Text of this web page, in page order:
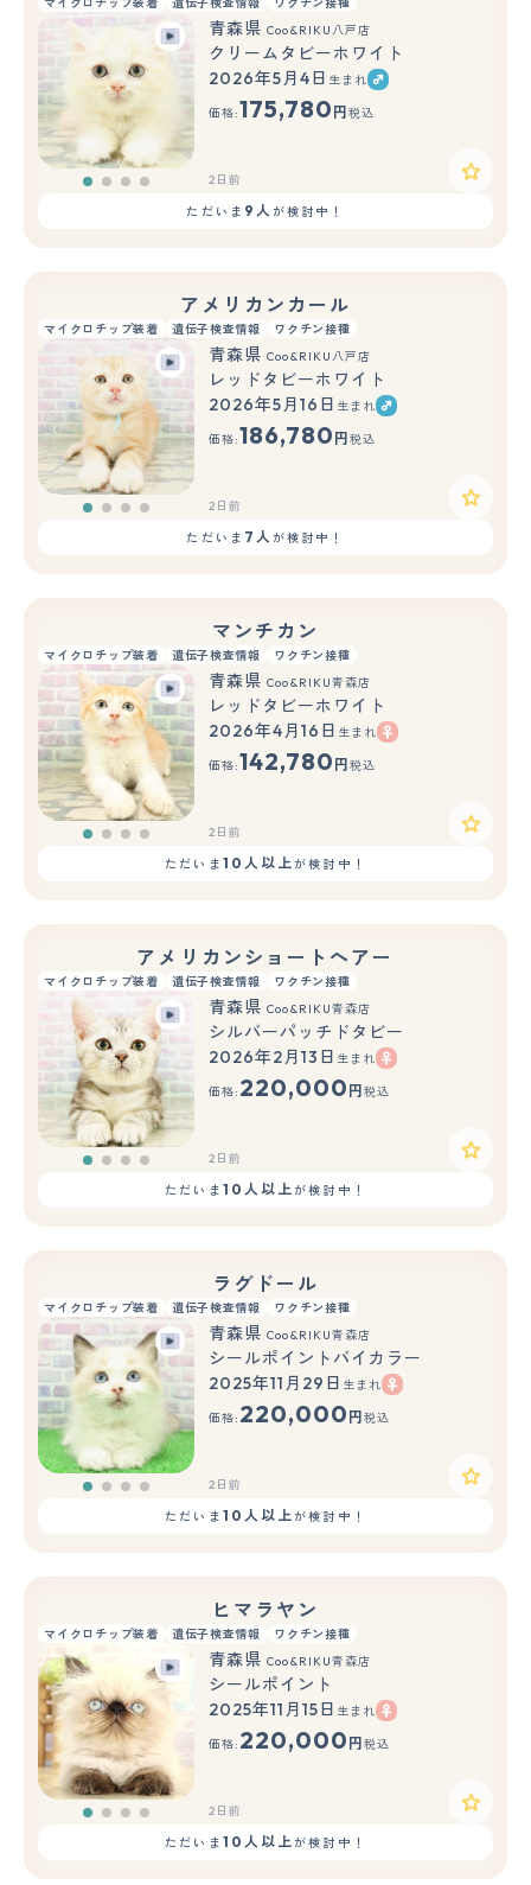
青森県 Coo&RIKU八戸店
クリームタビーホワイト
2026年5月4日 生まれ
価格:175,780 円 税込
2日前
ただいま 9人が検討中！
アメリカンカール
マイクロチップ装着 遺伝子検査情報 ワクチン接種
青森県 Coo&RIKU八戸店
レッドタビーホワイト
2026年5月16日 生まれ
価格:186,780 円 税込
2日前
ただいま 7人が検討中！
マンチカン
マイクロチップ装着 遺伝子検査情報 ワクチン接種
青森県 Coo&RIKU青森店
レッドタビーホワイト
2026年4月16日 生まれ
価格:142,780 円 税込
2日前
ただいま 10人以上が検討中！
アメリカンショートヘアー
マイクロチップ装着 遺伝子検査情報 ワクチン接種
青森県 Coo&RIKU青森店
シルバーパッチドタビー
2026年2月13日 生まれ
価格: 220,000 円 税込
2日前
ただいま 10人以上が検討中！
ラグドール
マイクロチップ装着 遺伝子検査情報 ワクチン接種
青森県 Coo&RIKU青森店
シールポイントバイカラー
2025年11月29日 生まれ
価格: 220,000 円 税込
2日前
ただいま 10人以上が検討中！
ヒマラヤン
マイクロチップ装着 遺伝子検査情報 ワクチン接種
青森県 Coo&RIKU青森店
シールポイント
2025年11月15日 生まれ
価格: 220,000 円 税込
2日前
ただいま 10人以上が検討中！